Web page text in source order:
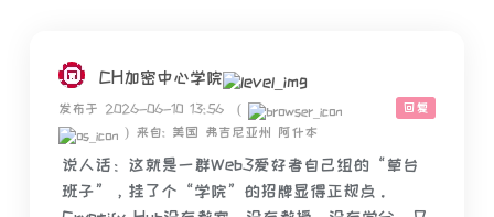
CH加密中心学院
回复
发布于 2026-06-10 13:56
(
) 来自: 美国 弗吉尼亚州 阿什本
说人话：这就是一群Web3爱好者自己组的“草台
班子”，挂了个“学院”的招牌显得正规点。